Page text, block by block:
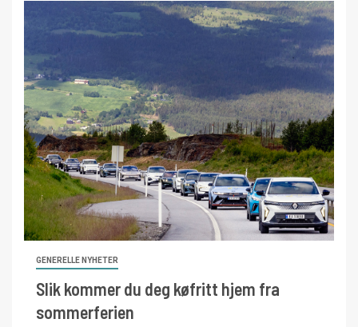
GENERELLE NYHETER
Slik kommer du deg køfritt hjem fra
sommerferien